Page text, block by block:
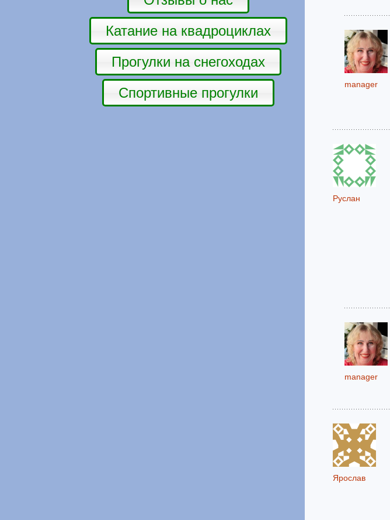
Катание на квадроциклах
Прогулки на снегоходах
Спортивные прогулки
manager
Руслан
manager
Ярослав